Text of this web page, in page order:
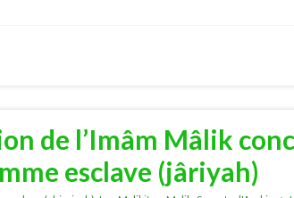
de l’Imâm Mâlik
esclave (jâriyah)